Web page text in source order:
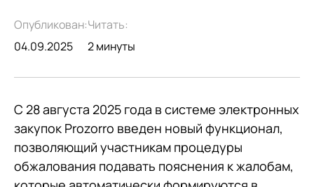
Опубликован:
04.09.2025
Читать:
2 минуты
С 28 августа 2025 года в системе электронных
закупок Prozorro введен новый функционал,
позволяющий участникам процедуры
обжалования подавать пояснения к жалобам,